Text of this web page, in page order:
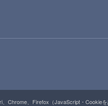
Chrome、Firefox（JavaScript・Cookie